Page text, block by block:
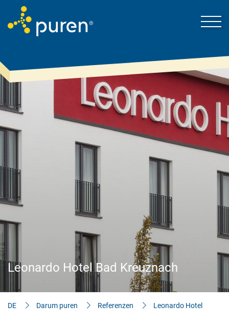
Darum puren
Produkte & Lösungen
Mein Bereich
Bauherren-Wissen
Leonardo Hotel Bad Kreuznach
DE Darum puren Referenzen Leonardo Hotel